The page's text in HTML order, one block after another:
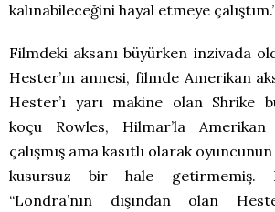
kalınabileceğini hayal etmeye
Filmdeki aksanı büyürken inzivada
Hester’ın annesi, filmde Amerikan
Hester’ı yarı makine olan Shrike
koçu Rowles, Hilmar’la Amerikan
çalışmış ama kasıtlı olarak
kusursuz bir hale getirmemiş.
“Londra’nın dışından olan